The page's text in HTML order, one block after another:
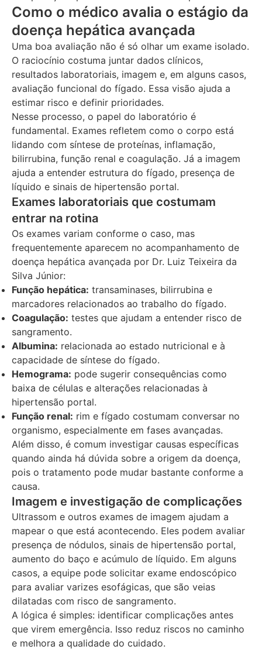
Como o médico avalia o estágio da
doença hepática avançada
Uma boa avaliação não é só olhar um exame isolado.
O raciocínio costuma juntar dados clínicos,
resultados laboratoriais, imagem e, em alguns casos,
avaliação funcional do fígado. Essa visão ajuda a
estimar risco e definir prioridades.
Nesse processo, o papel do laboratório é
fundamental. Exames refletem como o corpo está
lidando com síntese de proteínas, inflamação,
bilirrubina, função renal e coagulação. Já a imagem
ajuda a entender estrutura do fígado, presença de
líquido e sinais de hipertensão portal.
Exames laboratoriais que costumam
entrar na rotina
Os exames variam conforme o caso, mas
frequentemente aparecem no acompanhamento de
doença hepática avançada por Dr. Luiz Teixeira da
Silva Júnior:
Função hepática: transaminases, bilirrubina e
marcadores relacionados ao trabalho do fígado.
Coagulação: testes que ajudam a entender risco de
sangramento.
Albumina: relacionada ao estado nutricional e à
capacidade de síntese do fígado.
Hemograma: pode sugerir consequências como
baixa de células e alterações relacionadas à
hipertensão portal.
Função renal: rim e fígado costumam conversar no
organismo, especialmente em fases avançadas.
Além disso, é comum investigar causas específicas
quando ainda há dúvida sobre a origem da doença,
pois o tratamento pode mudar bastante conforme a
causa.
Imagem e investigação de complicações
Ultrassom e outros exames de imagem ajudam a
mapear o que está acontecendo. Eles podem avaliar
presença de nódulos, sinais de hipertensão portal,
aumento do baço e acúmulo de líquido. Em alguns
casos, a equipe pode solicitar exame endoscópico
para avaliar varizes esofágicas, que são veias
dilatadas com risco de sangramento.
A lógica é simples: identificar complicações antes
que virem emergência. Isso reduz riscos no caminho
e melhora a qualidade do cuidado.